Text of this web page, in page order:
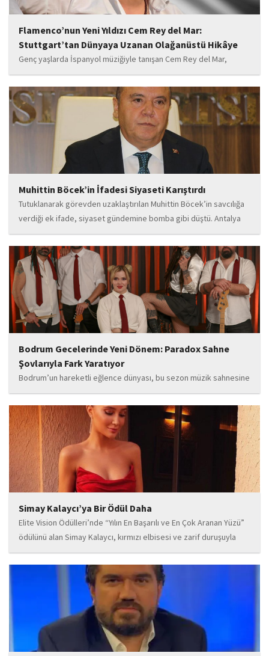
Flamenco’nun Yeni Yıldızı Cem Rey del Mar:
Stuttgart’tan Dünyaya Uzanan Olağanüstü Hikâye
Genç yaşlarda İspanyol müziğiyle tanışan Cem Rey del Mar,
flamenco kültürünün büyüleyici atmosferinden etkilenerek
kendisini bu alana yönlendirdi. Saatler süren disiplinli çalışmalar,
teknik gelişim ve müziğe olan tutkusu, onu kısa...
Muhittin Böcek’in İfadesi Siyaseti Karıştırdı
Tutuklanarak görevden uzaklaştırılan Muhittin Böcek’in savcılığa
verdiği ek ifade, siyaset gündemine bomba gibi düştü. Antalya
Cumhuriyet Savcılığı’na kendi isteğiyle başvurarak ifade verdiği
öğrenilen Böcek’in açıklamalarında, 31 Mart 2024 yerel
seçimleri...
Bodrum Gecelerinde Yeni Dönem: Paradox Sahne
Şovlarıyla Fark Yaratıyor
Bodrum’un hareketli eğlence dünyası, bu sezon müzik sahnesine
iddialı bir giriş yapan “Paradox” ile yeni bir enerji kazanıyor. Güçlü
sahne performansı, uluslararası standartlardaki repertuarı ve
deneyimli müzisyen kadrosuyla dikkat çeken...
Simay Kalaycı’ya Bir Ödül Daha
Elite Vision Ödülleri’nde “Yılın En Başarılı ve En Çok Aranan Yüzü”
ödülünü alan Simay Kalaycı, kırmızı elbisesi ve zarif duruşuyla
geceye damga vurdu. Takı markasıyla da dikkat çeken Kalaycı,
Wilma...